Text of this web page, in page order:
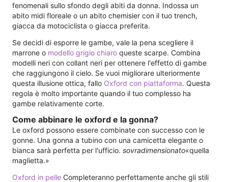
fenomenali sullo sfondo degli abiti da donna. Indossa un
abito midi floreale o un abito chemisier con il tuo trench,
giacca da motociclista o giacca preferita.
Se decidi di esporre le gambe, vale la pena scegliere il
marrone o modello grigio chiaro queste scarpe. Combina
modelli neri con collant neri per ottenere l'effetto di gambe
che raggiungono il cielo. Se vuoi migliorare ulteriormente
questa illusione ottica, fallo Oxford con piattaforma. Questa
regola è molto importante quando il tuo complesso ha
gambe relativamente corte.
Come abbinare le oxford e la gonna?
Le oxford possono essere combinate con successo con le
gonne. Una gonna a tubino con una camicetta elegante o
bianca sarà perfetta per l'ufficio. sovradimensionato«quella
maglietta.»
Oxford in pelle Completeranno perfettamente anche gli stili